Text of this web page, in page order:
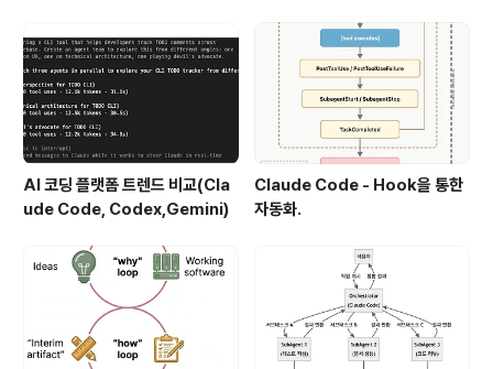
AI 코딩 플랫폼 트렌드 비교(Cla
ude Code, Codex,Gemini)
Claude Code - Hook을 통한
자동화.